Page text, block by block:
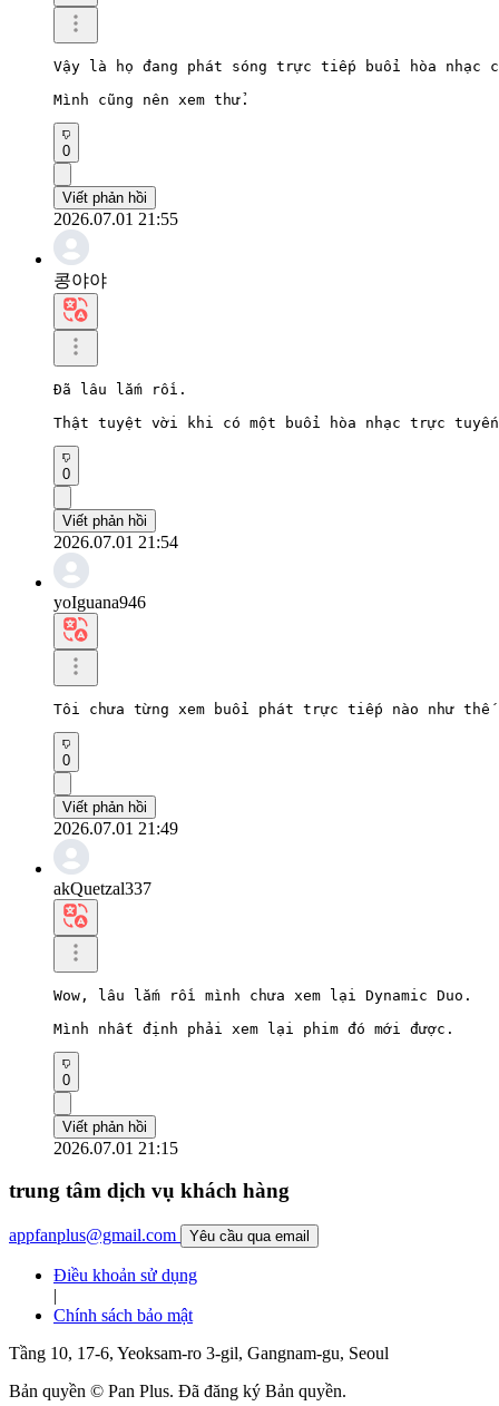
Vậy là họ đang phát sóng trực tiếp buổi hòa nhạc
Mình cũng nên xem thử.
0
Viết phản hồi
2026.07.01 21:55
콩야야
Đã lâu lắm rồi.
Thật tuyệt vời khi có một buổi hòa nhạc trực
0
Viết phản hồi
2026.07.01 21:54
yoIguana946
Tôi chưa từng xem buổi phát trực tiếp nào như
0
Viết phản hồi
2026.07.01 21:49
akQuetzal337
Wow, lâu lắm rồi mình chưa xem lại Dynamic Duo.
Mình nhất định phải xem lại phim đó mới được.
0
Viết phản hồi
2026.07.01 21:15
trung tâm dịch vụ khách hàng
appfanplus@gmail.com Yêu cầu qua email
Điều khoản sử dụng
|
Chính sách bảo mật
Tầng 10, 17-6, Yeoksam-ro 3-gil, Gangnam-gu, Seoul
Bản quyền © Pan Plus. Đã đăng ký Bản quyền.